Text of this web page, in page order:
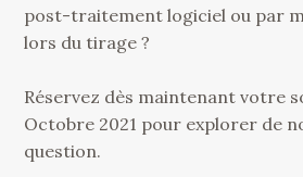
post-traitement logiciel ou par
lors du tirage ?
Réservez dès maintenant votre
Octobre 2021 pour explorer de
question.